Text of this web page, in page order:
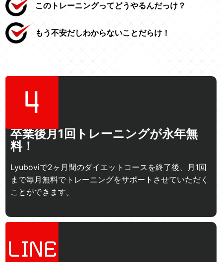
このトレーニングってどうやるんだっけ？
もう不安だしわからないことだらけ！
卒業後月1回トレーニングが永年無
料！
Lyuboviで2ヶ月間のダイエットコースを終了後、月1回
まで毎月無料でトレーニングをサポートさせていただく
ことができます。